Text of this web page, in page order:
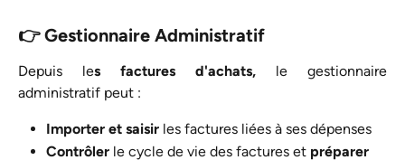
👉 Gestionnaire Administratif
Depuis les factures d'achats, le gestionnaire
administratif peut :
Importer et saisir les factures liées à ses dépenses
Contrôler le cycle de vie des factures et préparer